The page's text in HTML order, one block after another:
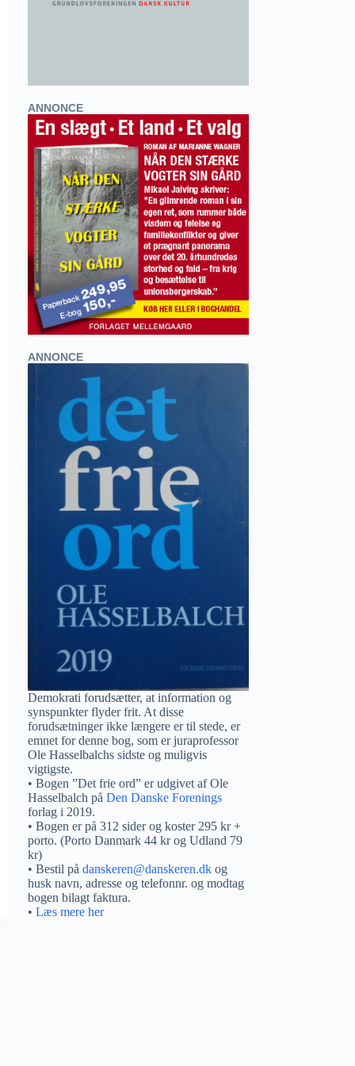
ANNONCE
ANNONCE
Demokrati forudsætter, at information og
synspunkter flyder frit. At disse
forudsætninger ikke længere er til stede, er
emnet for denne bog, som er juraprofessor
Ole Hasselbalchs sidste og muligvis
vigtigste.
• Bogen ”Det frie ord” er udgivet af Ole
Hasselbalch påDen Danske Forenings
forlag i 2019.
• Bogen er på 312 sider og koster 295 kr +
porto. (Porto Danmark 44 kr og Udland 79
kr)
• Bestil pådanskeren@danskeren.dk og
husk navn, adresse og telefonnr. og modtag
bogen bilagt faktura.
•Læs mere her